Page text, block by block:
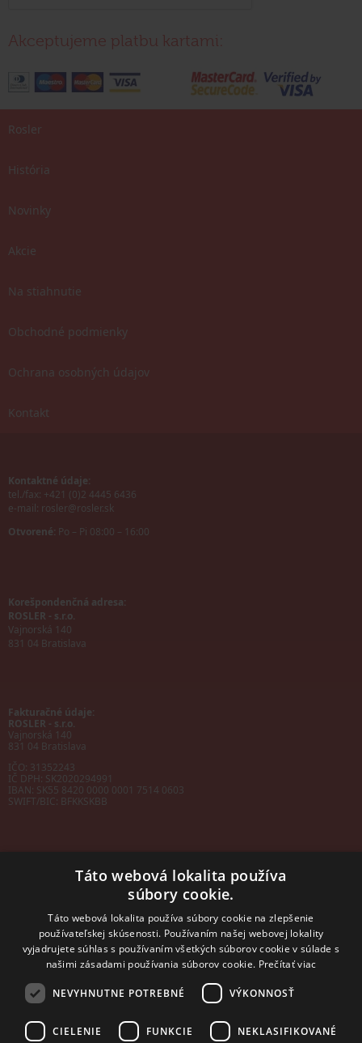
Akceptujeme platbu kartami:
Rosler
História
Novinky
Akcie
Na stiahnutie
Obchodné podmienky
Ochrana osobných údajov
Kontakt
Kontaktné údaje:
tel./fax: +421 (0)2 4445 6436
e-mail: rosler@rosler.sk
Otvorené: Po – Pi 08:00 – 16:00
Korešpondenčná adresa:
ROSLER - s.r.o.
Vajnorská 140
831 04 Bratislava
Fakturačné údaje:
ROSLER - s.r.o.
Vajnorská 140
831 04 Bratislava
IČO: 31352243
IČ DPH: SK2020294991
IBAN: SK55 8420 0000 0001 7514 0603
SWIFT/BIC: BFKKSKBB
sales@rosler.sk
Regionálni zástupcovia
Západ a stred:
+421 903 728 402
Východ
mobil: +421 901 728 409
Táto webová lokalita používa
súbory cookie.
Táto webová lokalita používa súbory cookie na zlepšenie
používateľskej skúsenosti. Používaním našej webovej lokality
vyjadrujete súhlas s používaním všetkých súborov cookie v súlade s
našimi zásadami používania súborov cookie. Prečítať viac
NEVYHNUTNE POTREBNÉ VÝKONNOSŤ
CIELENIE FUNKCIE NEKLASIFIKOVANÉ